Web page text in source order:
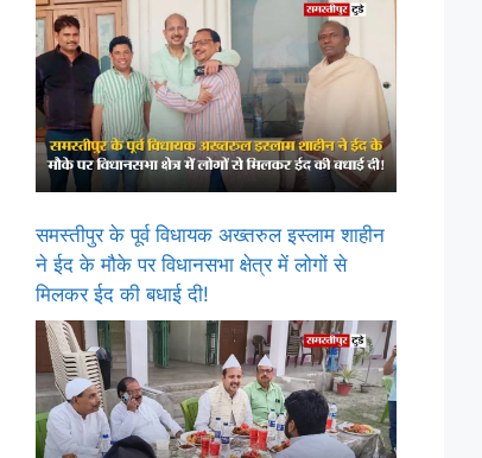
समस्तीपुर के पूर्व विधायक अख्तरुल इस्लाम शाहीन
ने ईद के मौके पर विधानसभा क्षेत्र में लोगों से
मिलकर ईद की बधाई दी!